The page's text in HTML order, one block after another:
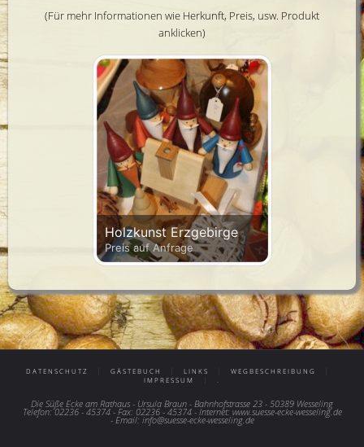
(Für mehr Informationen wie Herkunft, Preis, usw. Produkt
anklicken)
Holzkunst Erzgebirge
Preis auf Anfrage
DATENSCHUTZ GÄSTEBUCH LINKS WEGBESCHREIBUNG
IMPRESSUM
Die Süße Ecke am Rathaus - Ursula Braun - Bahnhofstrasse 23 - 50389 Wesseling
Telefon: 02236 - 45374 - Fax: 02236 - 45374 - Internet: www.suesse-ecke-wesseling.de
- Email: info@suesse-ecke-wesseling.de